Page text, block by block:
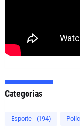
Categorias
Esporte (194)